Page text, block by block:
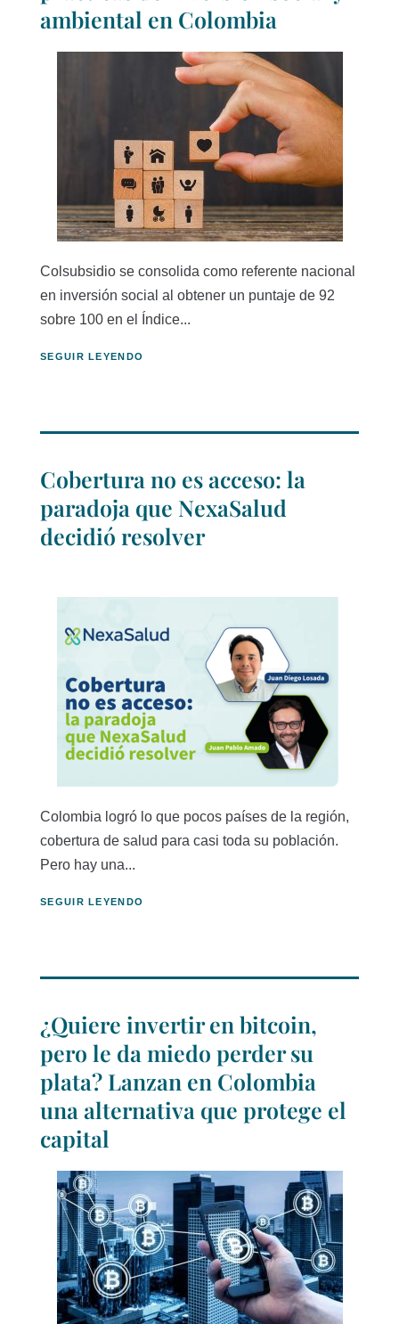
ambiental en Colombia
Colsubsidio se consolida como referente nacional
en inversión social al obtener un puntaje de 92
sobre 100 en el Índice...
SEGUIR LEYENDO
Cobertura no es acceso: la
paradoja que NexaSalud
decidió resolver
Colombia logró lo que pocos países de la región,
cobertura de salud para casi toda su población.
Pero hay una...
SEGUIR LEYENDO
¿Quiere invertir en bitcoin,
pero le da miedo perder su
plata? Lanzan en Colombia
una alternativa que protege el
capital